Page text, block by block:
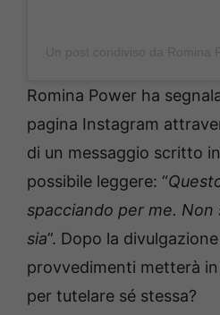
Romina Power ha
pagina Instagram
di un messaggio scritto
possibile leggere: “
spacciando per me. Non
sia”. Dopo la
provvedimenti metterà
per tutelare sé stessa?